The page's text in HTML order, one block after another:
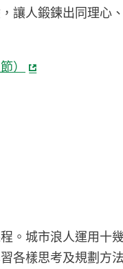
讓人鍛鍊出同理心
）
。城市浪人運用十
各樣思考及規劃方